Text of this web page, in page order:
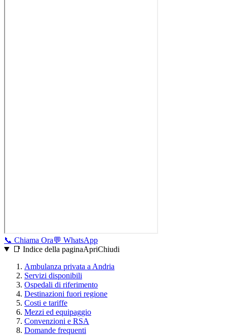
📞 Chiama Ora💬 WhatsApp
📑 Indice della paginaApriChiudi
Ambulanza privata a Andria
Servizi disponibili
Ospedali di riferimento
Destinazioni fuori regione
Costi e tariffe
Mezzi ed equipaggio
Convenzioni e RSA
Domande frequenti